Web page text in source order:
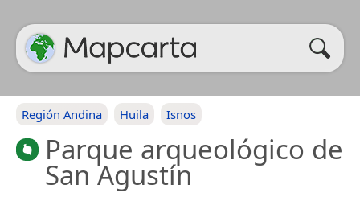
Región Andina Huila Isnos
Parque arqueológico de
San Agustín